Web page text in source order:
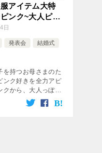
アイテム大特
ンク~大人ピン
日
発表会
結婚式
を持つお母さまのた
ク好きを全力アピ
クから、大人っぽい
ャサリンのピンクな
、コーディネイトア